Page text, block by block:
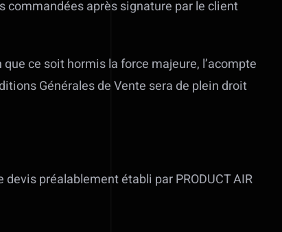
commandées après signature par le client
ce soit hormis la force majeure, l’acompte
Générales de Vente sera de plein droit
préalablement établi par PRODUCT AIR